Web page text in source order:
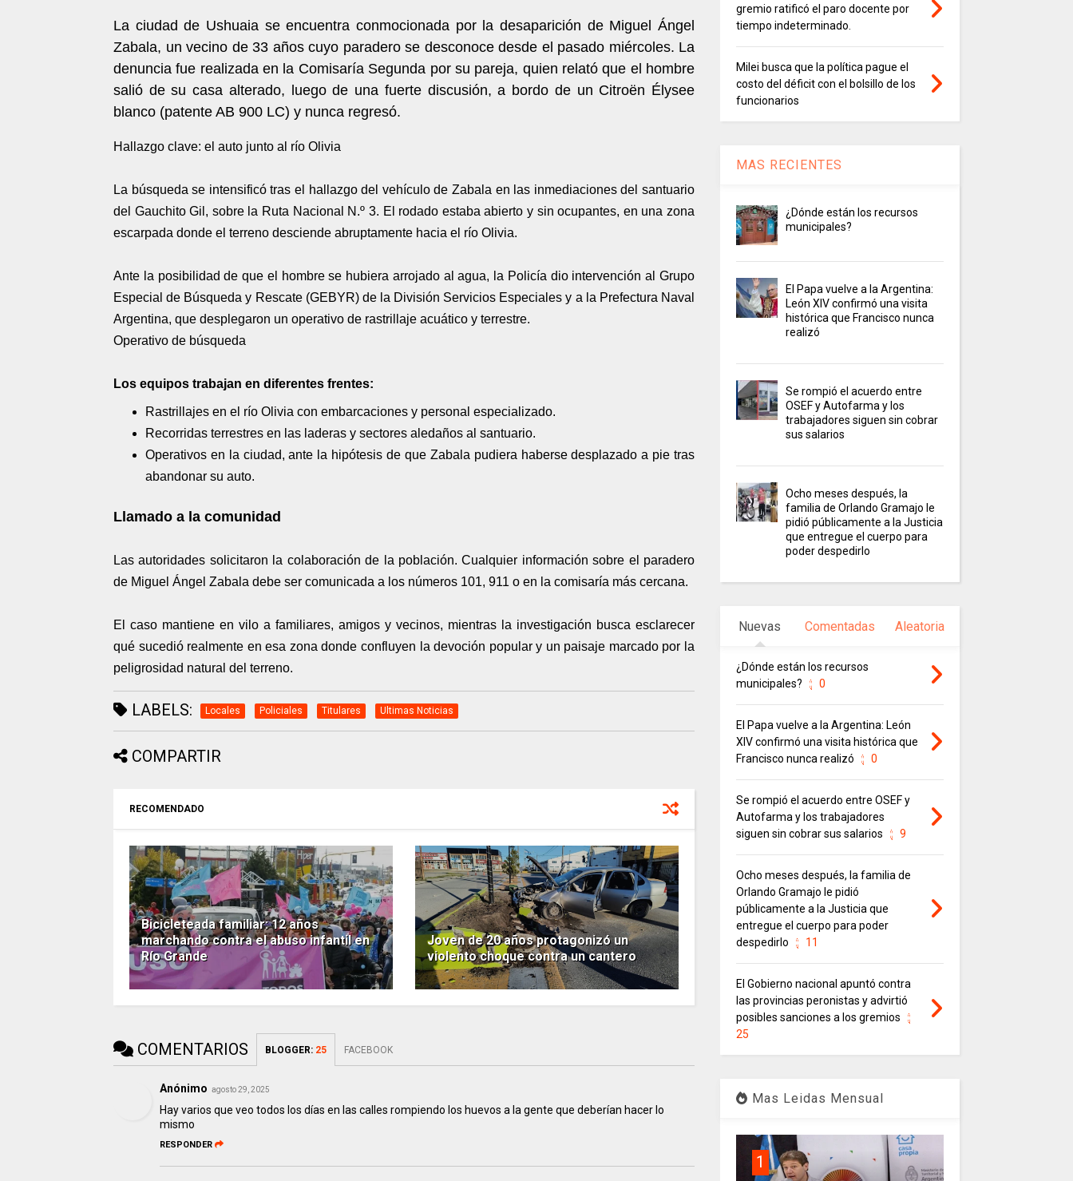
La ciudad de Ushuaia se encuentra conmocionada por la desaparición de Miguel Ángel
Zabala, un vecino de 33 años cuyo paradero se desconoce desde el pasado miércoles. La
denuncia fue realizada en la Comisaría Segunda por su pareja, quien relató que el hombre
salió de su casa alterado, luego de una fuerte discusión, a bordo de un Citroën Élysee
blanco (patente AB 900 LC) y nunca regresó.
Hallazgo clave: el auto junto al río Olivia
La búsqueda se intensificó tras el hallazgo del vehículo de Zabala en las inmediaciones del santuario
del Gauchito Gil, sobre la Ruta Nacional N.º 3. El rodado estaba abierto y sin ocupantes, en una zona
escarpada donde el terreno desciende abruptamente hacia el río Olivia.
Ante la posibilidad de que el hombre se hubiera arrojado al agua, la Policía dio intervención al Grupo
Especial de Búsqueda y Rescate (GEBYR) de la División Servicios Especiales y a la Prefectura Naval
Argentina, que desplegaron un operativo de rastrillaje acuático y terrestre.
Operativo de búsqueda
Los equipos trabajan en diferentes frentes:
Rastrillajes en el río Olivia con embarcaciones y personal especializado.
Recorridas terrestres en las laderas y sectores aledaños al santuario.
Operativos en la ciudad, ante la hipótesis de que Zabala pudiera haberse desplazado a pie tras
abandonar su auto.
Llamado a la comunidad
Las autoridades solicitaron la colaboración de la población. Cualquier información sobre el paradero
de Miguel Ángel Zabala debe ser comunicada a los números 101, 911 o en la comisaría más cercana.
El caso mantiene en vilo a familiares, amigos y vecinos, mientras la investigación busca esclarecer
qué sucedió realmente en esa zona donde confluyen la devoción popular y un paisaje marcado por la
peligrosidad natural del terreno.
LABELS: Locales Policiales Titulares Ultimas Noticias
COMPARTIR
RECOMENDADO
Bicicleteada familiar: 12 años
marchando contra el abuso infantil en
Río Grande
Joven de 20 años protagonizó un
violento choque contra un cantero
COMENTARIOS BLOGGER: 25 FACEBOOK
Anónimo agosto 29, 2025
Hay varios que veo todos los días en las calles rompiendo los huevos a la gente que deberían hacer lo
mismo
RESPONDER
gremio ratificó el paro docente por
tiempo indeterminado.
Milei busca que la política pague el
costo del déficit con el bolsillo de los
funcionarios
MAS RECIENTES
¿Dónde están los recursos
municipales?
El Papa vuelve a la Argentina:
León XIV confirmó una visita
histórica que Francisco nunca
realizó
Se rompió el acuerdo entre
OSEF y Autofarma y los
trabajadores siguen sin cobrar
sus salarios
Ocho meses después, la
familia de Orlando Gramajo le
pidió públicamente a la Justicia
que entregue el cuerpo para
poder despedirlo
Nuevas Comentadas Aleatoria
¿Dónde están los recursos
municipales?
0
El Papa vuelve a la Argentina: León
XIV confirmó una visita histórica que
Francisco nunca realizó
0
Se rompió el acuerdo entre OSEF y
Autofarma y los trabajadores
siguen sin cobrar sus salarios
9
Ocho meses después, la familia de
Orlando Gramajo le pidió
públicamente a la Justicia que
entregue el cuerpo para poder
despedirlo
11
El Gobierno nacional apuntó contra
las provincias peronistas y advirtió
posibles sanciones a los gremios
25
Mas Leidas Mensual
1